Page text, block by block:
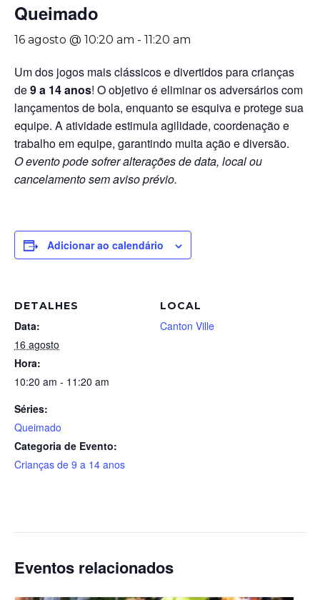
Queimado
16 agosto @ 10:20 am - 11:20 am
Um dos jogos mais clássicos e divertidos para crianças
de9 a 14 anos! O objetivo é eliminar os adversários com
lançamentos de bola, enquanto se esquiva e protege sua
equipe. A atividade estimula agilidade, coordenação e
trabalho em equipe, garantindo muita ação e diversão.
O evento pode sofrer alterações de data, local ou
cancelamento sem aviso prévio.
Adicionar ao calendário
DETALHES
Data:
16 agosto
Hora:
10:20 am - 11:20 am
Séries:
Queimado
Categoria de Evento:
Crianças de 9 a 14 anos
LOCAL
Canton Ville
Eventos relacionados